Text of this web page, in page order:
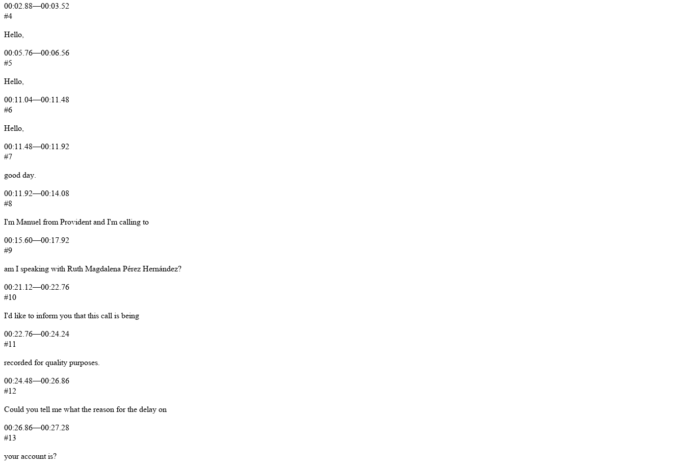
00:02.88—00:03.52
#4
Hello,
00:05.76—00:06.56
#5
Hello,
00:11.04—00:11.48
#6
Hello,
00:11.48—00:11.92
#7
good day.
00:11.92—00:14.08
#8
I'm Manuel from Provident and I'm calling to
00:15.60—00:17.92
#9
am I speaking with Ruth Magdalena Pérez Hernández?
00:21.12—00:22.76
#10
I'd like to inform you that this call is being
00:22.76—00:24.24
#11
recorded for quality purposes.
00:24.48—00:26.86
#12
Could you tell me what the reason for the delay on
00:26.86—00:27.28
#13
your account is?